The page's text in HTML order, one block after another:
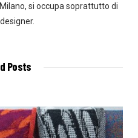
si occupa soprattutto di
Posts